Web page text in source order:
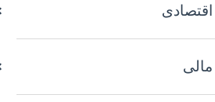
اقتصادی
مالی